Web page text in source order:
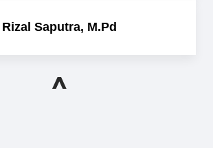
Rizal Saputra, M.Pd
^